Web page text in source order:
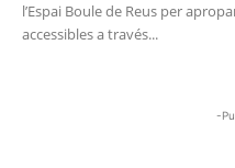
l’Espai Boule de Reus per
accessibles a través...
-